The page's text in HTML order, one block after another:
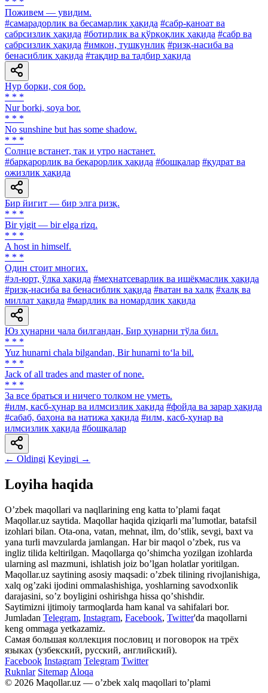
Поживем — увидим.
#самарадорлик ва бесамарлик ҳақида #сабр-қаноат ва
сабрсизлик ҳақида #ботирлик ва қўрқоқлик ҳақида #сабр ва
сабрсизлик ҳақида #имкон, тушкунлик #ризқ-насиба ва
бенасиблик ҳақида #тақдир ва тадбир ҳақида
Нур борки, соя бор.
* * *
Nur borki, soya bor.
* * *
No sunshine but has some shadow.
* * *
Солнце встанет, так и утро настанет.
#барқарорлик ва беқарорлик ҳақида #бошқалар #қудрат ва
ожизлик ҳақида
Бир йигит — бир элга ризқ.
* * *
Bir yigit — bir elga rizq.
* * *
A host in himself.
* * *
Один стоит многих.
#эл-юрт, ўлка ҳақида #меҳнатсеварлик ва ишёқмаслик ҳақида
#ризқ-насиба ва бенасиблик ҳақида #ватан ва халқ #халқ ва
миллат ҳақида #мардлик ва номардлик ҳақида
Юз ҳунарни чала билгандан, Бир ҳунарни тўла бил.
* * *
Yuz hunarni chala bilgandan, Bir hunarni to‘la bil.
* * *
Jack of all trades and master of none.
* * *
3a все браться и ничего толком не уметь.
#илм, касб-ҳунар ва илмсизлик ҳақида #фойда ва зарар ҳақида
#сабаб, баҳона ва натижа ҳақида #илм, касб-ҳунар ва
илмсизлик ҳақида #бошқалар
← Oldingi Keyingi →
Loyiha haqida
Oʼzbek maqollari va naqllarining eng katta toʼplami faqat
Maqollar.uz saytida. Maqollar haqida qiziqarli maʼlumotlar, batafsil
izohlari bilan. Ota-ona, vatan, mehnat, ilm, doʼstlik, sevgi, baxt va
yana turli mavzularda jamlangan. Har bir maqol oʼzbek, rus va
ingliz tilida keltirilgan. Maqollarga qoʼshimcha yozilgan izohlarda
ularning asl mazmuni, ishlatish joiz boʼlgan holatlar yoritilgan.
Maqollar.uz saytining asosiy maqsadi: oʼzbek tilining rivojlanishiga,
xalq ogʼzaki ijodini ommalashishiga, yoshlarning savodxonlik
darajasini, soʼz boyligini oshirishga hissa qoʼshishdir.
Saytimizni ijtimoiy tarmoqlarda ham kanal va sahifalari bor.
Jumladan Telegram, Instagram, Facebook, Twitter'da maqollarni
keng ommaga yetkazamiz.
Самая большая коллекция пословиц и поговорок на трёх
языках (узбекский, русский, английский).
Facebook Instagram Telegram Twitter
Ruknlar Sitemap Aloqa
© 2026 Maqollar.uz — oʼzbek xalq maqollari toʼplami